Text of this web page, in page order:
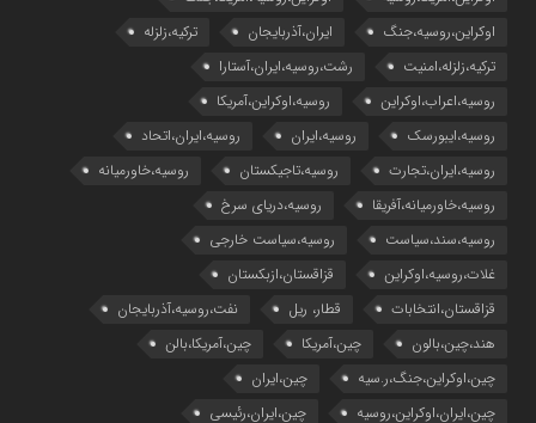
اوکراین،روسیه،جنگ
ایران،آذربایجان
ترکیه،زلزله
ترکیه،زلزله،امنیت
رشت،روسیه،ایران،آستارا
روسیه،اعراب،اوکراین
روسیه،اوکراین،آمریکا
روسیه،ایبورسک
روسیه،ایران
روسیه،ایران،اتحاد
روسیه،ایران،تجارت
روسیه،تاجیکستان
روسیه،خاورمیانه
روسیه،خاورمیانه،آفریقا
روسیه،دریای سرخ
روسیه،سند،سیاست
روسیه،سیاست خارجی
غلات،روسیه،اوکراین
قزاقستان،ازبکستان
قزاقستان،انتخابات
قطار، ریل
نفت،روسیه،آذربایجان
هند،چین،بالون
چین،آمریکا
چین،آمریکا،بالن
چین،اوکراین،جنگ،ر.سیه
چین،ایران
چین،ایران،اوکراین،روسیه
چین،ایران،رئیسی